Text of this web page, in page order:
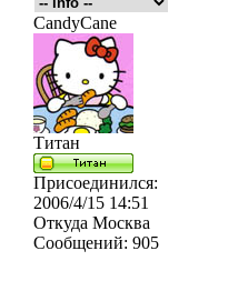
CandyCane
Титан
Присоединился:
2006/4/15 14:51
Откуда Москва
Сообщений: 905